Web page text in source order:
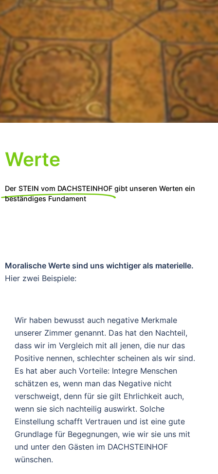
Werte
Der STEIN vom DACHSTEINHOF gibt unseren Werten ein
beständiges Fundament
Moralische Werte sind uns wichtiger als materielle.
Hier zwei Beispiele:
Wir haben bewusst auch negative Merkmale
unserer Zimmer genannt. Das hat den Nachteil,
dass wir im Vergleich mit all jenen, die nur das
Positive nennen, schlechter scheinen als wir sind.
Es hat aber auch Vorteile: Integre Menschen
schätzen es, wenn man das Negative nicht
verschweigt, denn für sie gilt Ehrlichkeit auch,
wenn sie sich nachteilig auswirkt. Solche
Einstellung schafft Vertrauen und ist eine gute
Grundlage für Begegnungen, wie wir sie uns mit
und unter den Gästen im DACHSTEINHOF
wünschen.